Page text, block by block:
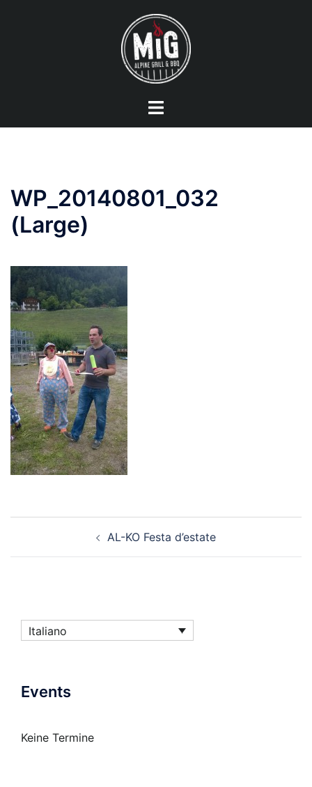
Mostra/Nascondi
WP_20140801_032
(Large)
AL-KO Festa d’estate
Italiano
Events
Keine Termine